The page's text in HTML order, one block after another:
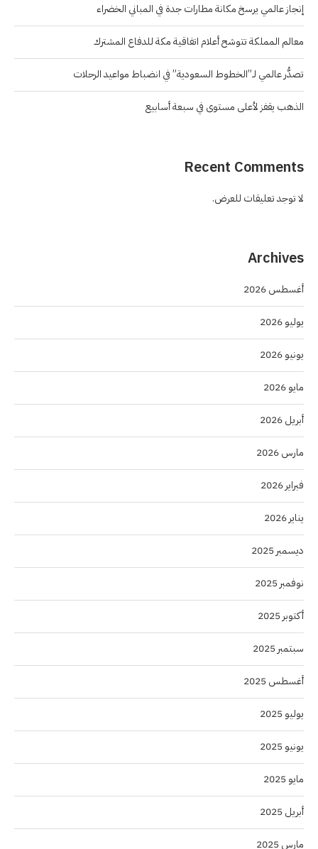
إنجاز عالمي يرسخ مكانة مطارات جدة في المباني الخضراء
معالم المملكة تتوشح أعلام اتفاقية مكة للدفاع المشترك
تصدُّر عالمي لـ”الخطوط السعودية” في انضباط مواعيد الرحلات
الذهب يقفز لأعلى مستوى في سبعة أسابيع
Recent Comments
لا توجد تعليقات للعرض.
Archives
أغسطس 2026
يوليو 2026
يونيو 2026
مايو 2026
أبريل 2026
مارس 2026
فبراير 2026
يناير 2026
ديسمبر 2025
نوفمبر 2025
أكتوبر 2025
سبتمبر 2025
أغسطس 2025
يوليو 2025
يونيو 2025
مايو 2025
أبريل 2025
مارس 2025